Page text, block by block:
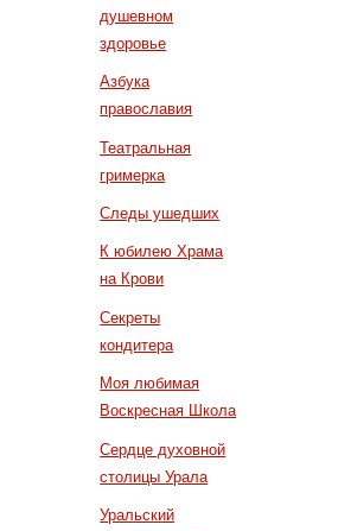
душевном
здоровье
Азбука
православия
Театральная
гримерка
Следы ушедших
К юбилею Храма
на Крови
Секреты
кондитера
Моя любимая
Воскресная Школа
Сердце духовной
столицы Урала
Уральский